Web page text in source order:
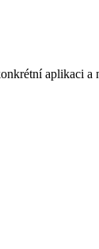
aplikaci